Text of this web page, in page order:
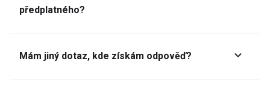
předplatného?
Mám jiný dotaz, kde získám odpověď?